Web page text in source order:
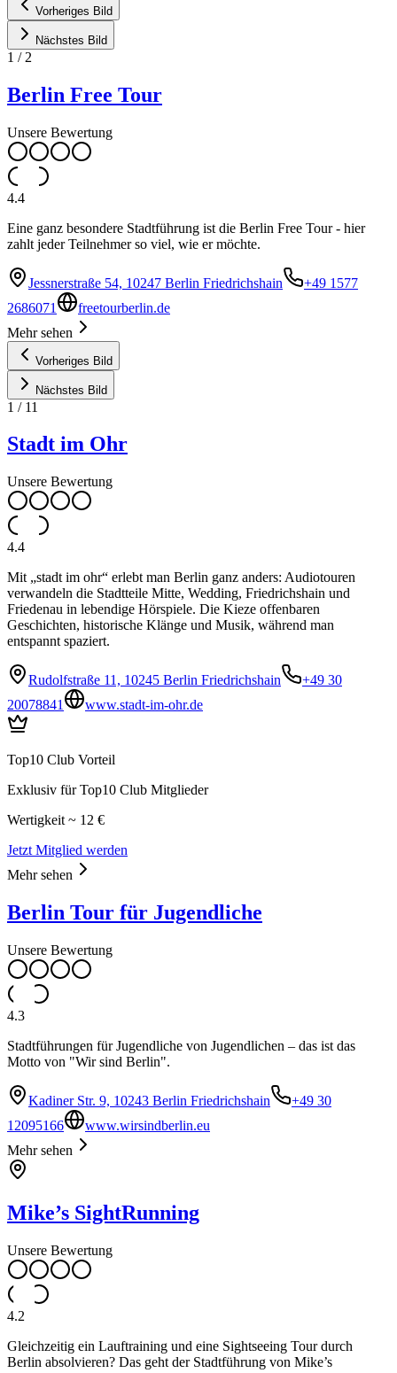
Vorheriges Bild
Nächstes Bild
1 / 2
Berlin Free Tour
Unsere Bewertung
4.4
Eine ganz besondere Stadtführung ist die Berlin Free Tour - hier
zahlt jeder Teilnehmer so viel, wie er möchte.
Jessnerstraße 54, 10247 Berlin Friedrichshain
+49 1577
2686071
freetourberlin.de
Mehr sehen
Vorheriges Bild
Nächstes Bild
1 / 11
Stadt im Ohr
Unsere Bewertung
4.4
Mit „stadt im ohr“ erlebt man Berlin ganz anders: Audiotouren
verwandeln die Stadtteile Mitte, Wedding, Friedrichshain und
Friedenau in lebendige Hörspiele. Die Kieze offenbaren
Geschichten, historische Klänge und Musik, während man
entspannt spaziert.
Rudolfstraße 11, 10245 Berlin Friedrichshain
+49 30
20078841
www.stadt-im-ohr.de
Top10 Club Vorteil
Exklusiv für Top10 Club Mitglieder
Wertigkeit ~ 12 €
Jetzt Mitglied werden
Mehr sehen
Berlin Tour für Jugendliche
Unsere Bewertung
4.3
Stadtführungen für Jugendliche von Jugendlichen – das ist das
Motto von "Wir sind Berlin".
Kadiner Str. 9, 10243 Berlin Friedrichshain
+49 30
12095166
www.wirsindberlin.eu
Mehr sehen
Mike’s SightRunning
Unsere Bewertung
4.2
Gleichzeitig ein Lauftraining und eine Sightseeing Tour durch
Berlin absolvieren? Das geht der Stadtführung von Mike’s